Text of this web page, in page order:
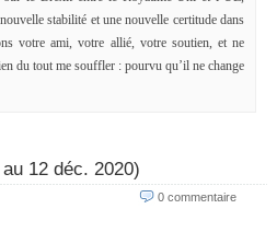
stabilité et une nouvelle certitude dans
votre ami, votre allié, votre soutien, et ne
du tout me souffler : pourvu qu’il ne change
12 déc. 2020)
0 commentaire